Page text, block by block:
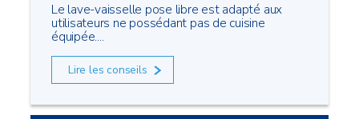
Le lave-vaisselle pose libre est adapté aux
utilisateurs ne possédant pas de cuisine
équipée....
Lire les conseils